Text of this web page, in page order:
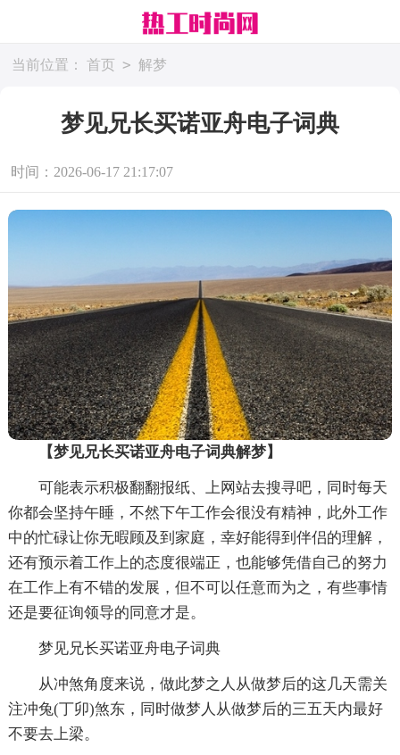
当前位置： 首页 > 解梦
梦见兄长买诺亚舟电子词典
时间：2026-06-17 21:17:07
【梦见兄长买诺亚舟电子词典解梦】
可能表示积极翻翻报纸、上网站去搜寻吧，同时每天
你都会坚持午睡，不然下午工作会很没有精神，此外工作
中的忙碌让你无暇顾及到家庭，幸好能得到伴侣的理解，
还有预示着工作上的态度很端正，也能够凭借自己的努力
在工作上有不错的发展，但不可以任意而为之，有些事情
还是要征询领导的同意才是。
梦见兄长买诺亚舟电子词典
从冲煞角度来说，做此梦之人从做梦后的这几天需关
注冲兔(丁卯)煞东，同时做梦人从做梦后的三五天内最好
不要去上梁。